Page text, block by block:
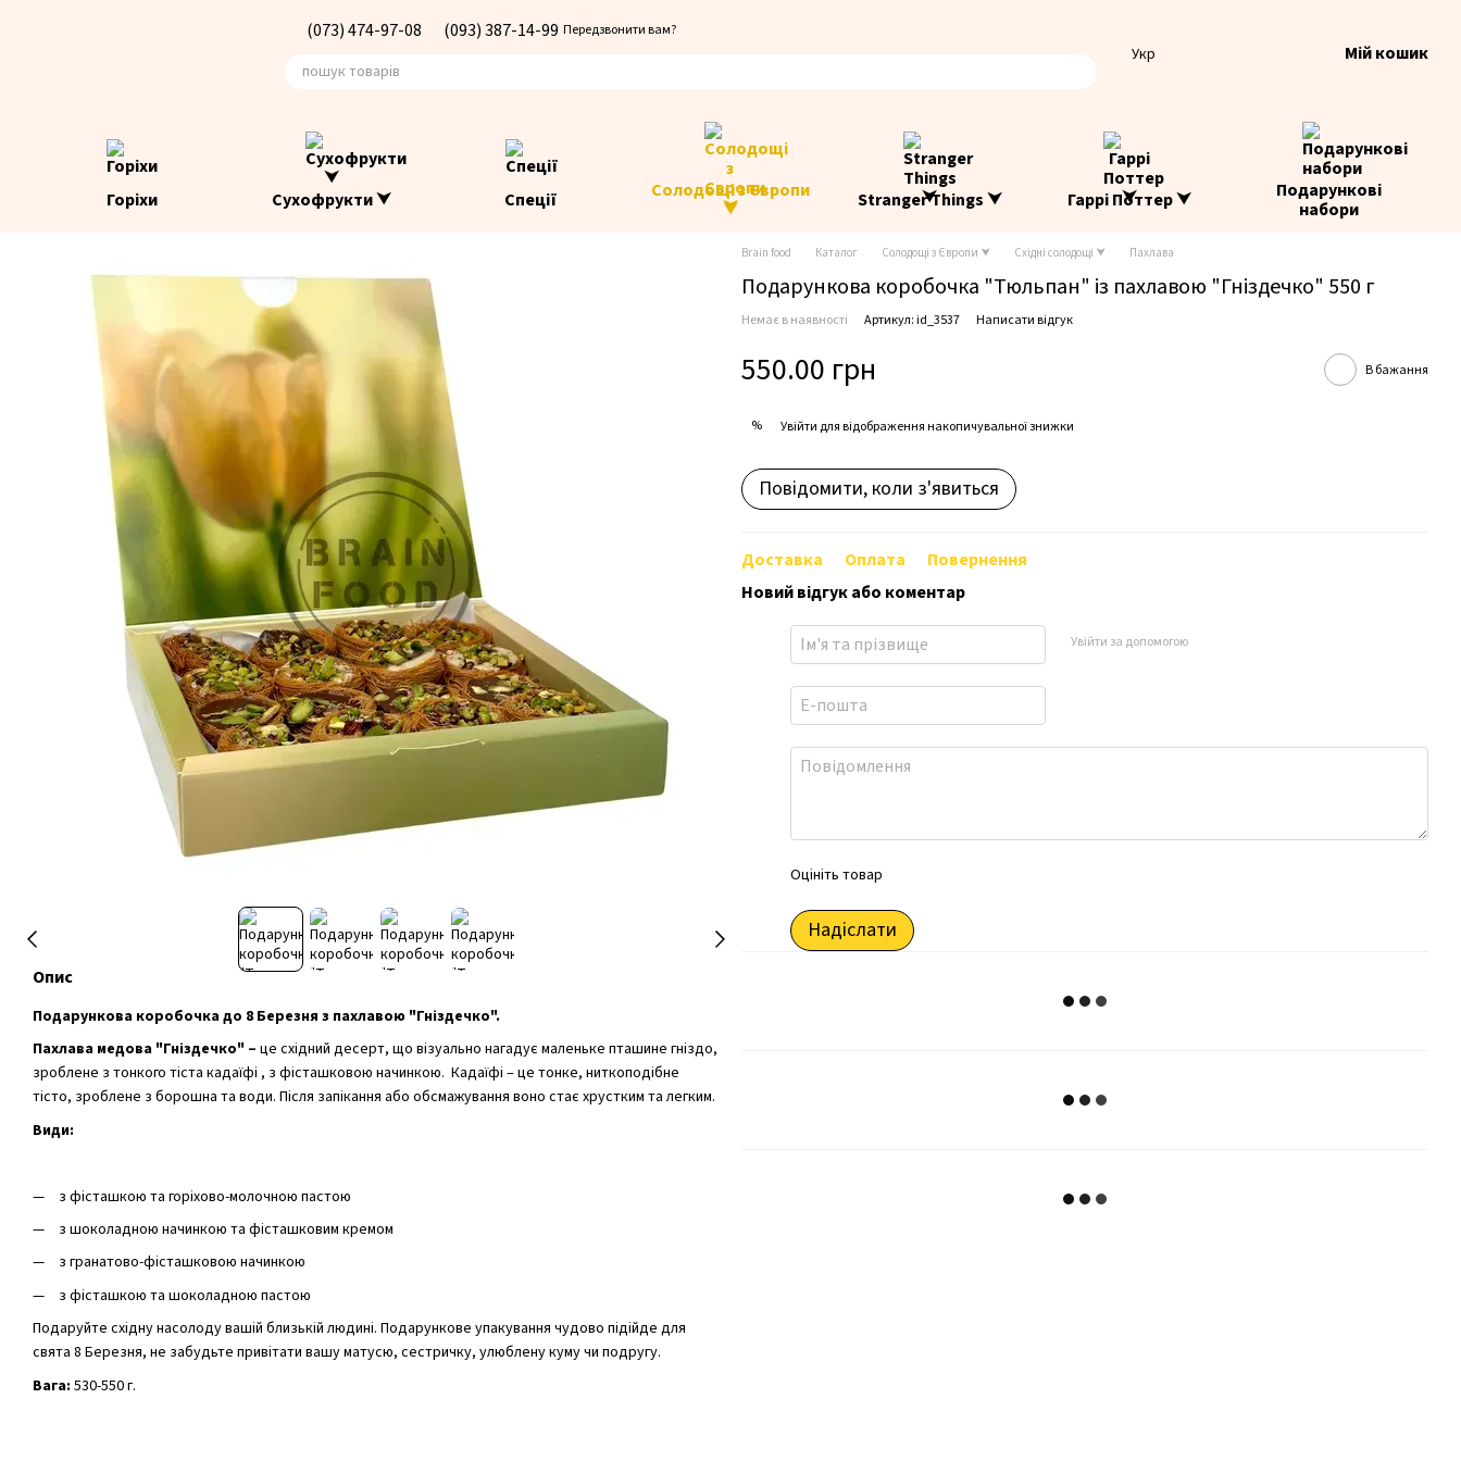
(073) 474-97-08 (093) 387-14-99 Передзвонити вам?
Укр Мій кошик
Горіхи Сухофрукти ⮟ Спеції
Солодощі з Європи
⮟
Stranger Things ⮟ Гаррі Поттер ⮟
Подарункові
набори
Опис
Подарункова коробочка до 8 Березня з пахлавою "Гніздечко".
Пахлава медова "Гніздечко" – це східний десерт, що візуально нагадує маленьке пташине гніздо,
зроблене з тонкого тіста кадаїфі , з фісташковою начинкою. Кадаїфі – це тонке, ниткоподібне
тісто, зроблене з борошна та води. Після запікання або обсмажування воно стає хрустким та легким.
Види:
з фісташкою та горіхово-молочною пастою
з шоколадною начинкою та фісташковим кремом
з гранатово-фісташковою начинкою
з фісташкою та шоколадною пастою
Подаруйте східну насолоду вашій близькій людині. Подарункове упакування чудово підійде для
свята 8 Березня, не забудьте привітати вашу матусю, сестричку, улюблену куму чи подругу.
Вага: 530-550 г.
Brain food Каталог Солодощі з Європи ⮟ Східні солодощі ⮟ Пахлава
Подарункова коробочка "Тюльпан" із пахлавою "Гніздечко" 550 г
Немає в наявності Артикул: id_3537 Написати відгук
550.00 грн В бажання
% Увійтидля відображення накопичувальної знижки
Повідомити, коли з'явиться
Доставка Оплата
Повернення
Новий відгук або коментар
Увійти за допомогою
Оцініть товар
Надіслати